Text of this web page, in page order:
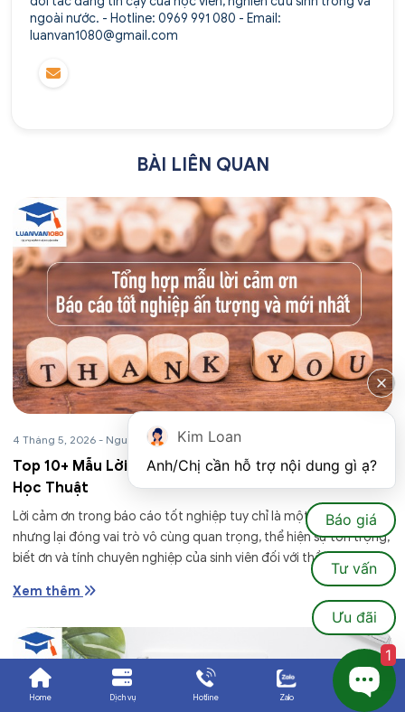
ngoài nước. - Hotline: 0969 991 080 - Email:
luanvan1080@gmail.com
BÀI LIÊN QUAN
4 Tháng 5, 2026 - Nguyễn Tuyết Anh
Top 10+ Mẫu Lời Cảm Ơn Báo Cáo Tốt Nghiệp Chuẩn
Học Thuật
Lời cảm ơn trong báo cáo tốt nghiệp tuy chỉ là một phần nhỏ
nhưng lại đóng vai trò vô cùng quan trọng, thể hiện sự tôn trọng,
biết ơn và tính chuyên nghiệp của sinh viên đối với thầy...
Xem thêm
Home Dịch vụ Hotline Zalo Ưu đãi
Kim Loan
Anh/Chị cần hỗ trợ nội dung gì ạ?
Báo giá
Tư vấn
Ưu đãi
1